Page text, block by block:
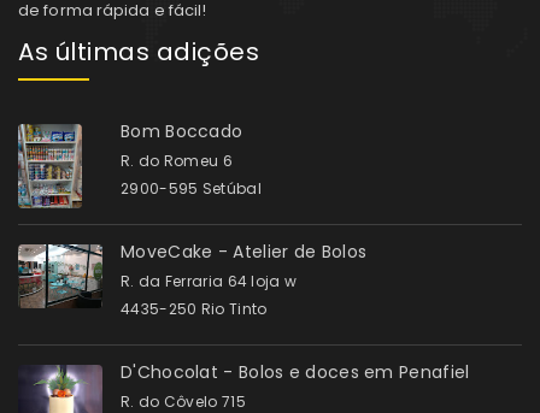
de forma rápida e fácil!
As últimas adições
Bom Boccado
R. do Romeu 6
2900-595 Setúbal
MoveCake - Atelier de Bolos
R. da Ferraria 64 loja w
4435-250 Rio Tinto
D'Chocolat - Bolos e doces em Penafiel
R. do Côvelo 715